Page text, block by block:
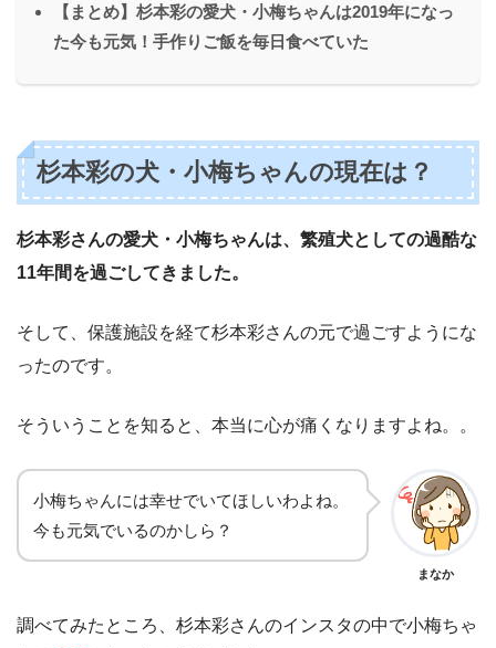
【まとめ】杉本彩の愛犬・小梅ちゃんは2019年になっ
た今も元気！手作りご飯を毎日食べていた
杉本彩の犬・小梅ちゃんの現在は？
杉本彩さんの愛犬・小梅ちゃんは、繁殖犬としての過酷な
11年間を過ごしてきました。
そして、保護施設を経て杉本彩さんの元で過ごすようにな
ったのです。
そういうことを知ると、本当に心が痛くなりますよね。。
小梅ちゃんには幸せでいてほしいわよね。
今も元気でいるのかしら？
まなか
調べてみたところ、杉本彩さんのインスタの中で小梅ちゃ